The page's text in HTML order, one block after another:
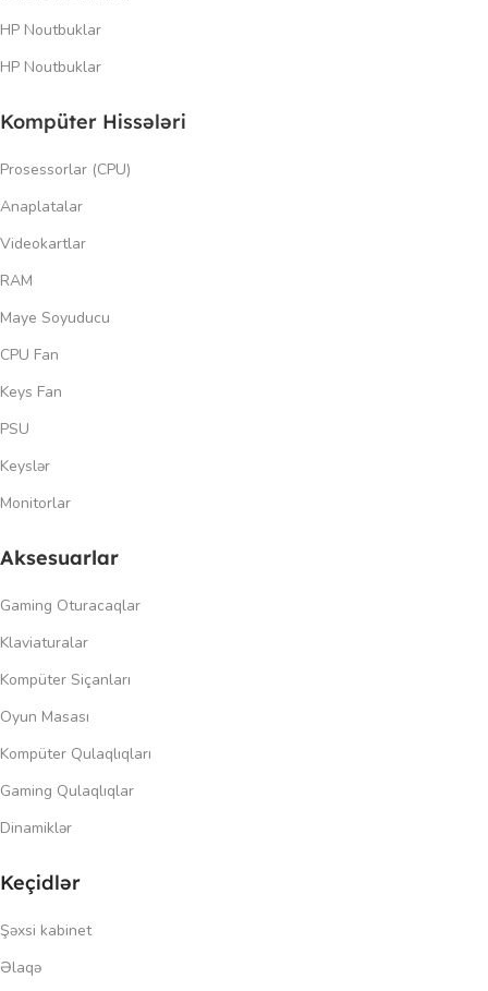
HP Noutbuklar
HP Noutbuklar
Kompüter Hissələri
Prosessorlar (CPU)
Anaplatalar
Videokartlar
RAM
Maye Soyuducu
CPU Fan
Keys Fan
PSU
Keyslər
Monitorlar
Aksesuarlar
Gaming Oturacaqlar
Klaviaturalar
Kompüter Siçanları
Oyun Masası
Kompüter Qulaqlıqları
Gaming Qulaqlıqlar
Dinamiklər
Keçidlər
Şəxsi kabinet
Əlaqə